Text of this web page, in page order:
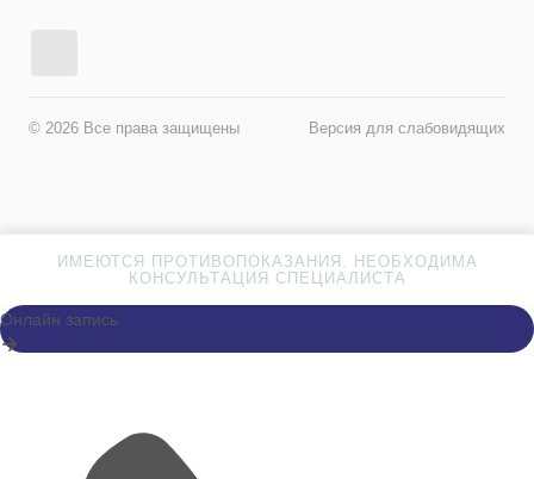
© 2026 Все права защищены Версия для слабовидящих
ИМЕЮТСЯ ПРОТИВОПОКАЗАНИЯ. НЕОБХОДИМА
КОНСУЛЬТАЦИЯ СПЕЦИАЛИСТА